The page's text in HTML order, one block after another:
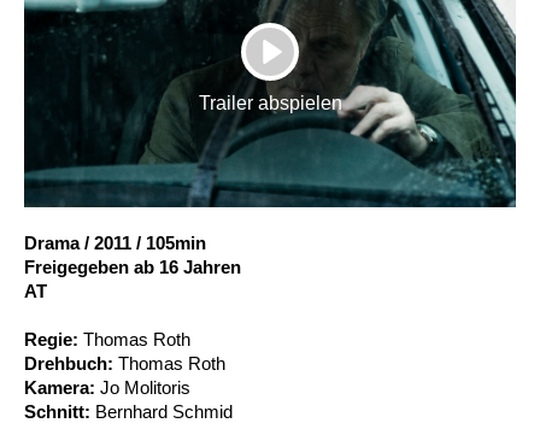
So geht’s
Filmpakete
Gutscheine
& Filmpässe
Account
PLAY
Trailer abspielen
Drama / 2011 / 105min
Freigegeben ab 16 Jahren
AT
Regie: Thomas Roth
Drehbuch: Thomas Roth
Kamera: Jo Molitoris
Schnitt: Bernhard Schmid